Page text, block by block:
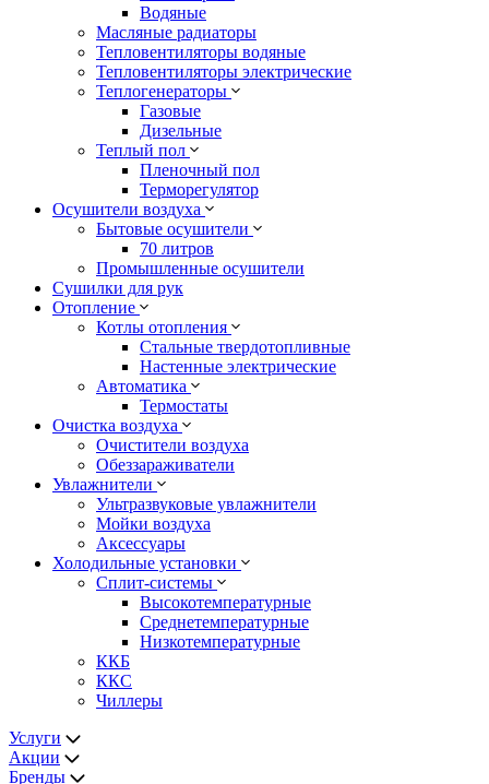
Водяные
Масляные радиаторы
Тепловентиляторы водяные
Тепловентиляторы электрические
Теплогенераторы
Газовые
Дизельные
Теплый пол
Пленочный пол
Терморегулятор
Осушители воздуха
Бытовые осушители
70 литров
Промышленные осушители
Сушилки для рук
Отопление
Котлы отопления
Стальные твердотопливные
Настенные электрические
Автоматика
Термостаты
Очистка воздуха
Очистители воздуха
Обеззараживатели
Увлажнители
Ультразвуковые увлажнители
Мойки воздуха
Аксессуары
Холодильные установки
Сплит-системы
Высокотемпературные
Среднетемпературные
Низкотемпературные
ККБ
ККС
Чиллеры
Услуги
Акции
Бренды